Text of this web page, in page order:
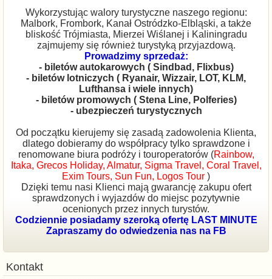
Wykorzystując walory turystyczne naszego regionu:
Malbork, Frombork, Kanał Ostródzko-Elbląski, a także
bliskość Trójmiasta, Mierzei Wiślanej i Kaliningradu
zajmujemy się również turystyką przyjazdową.
Prowadzimy sprzedaż:
- biletów autokarowych ( Sindbad, Flixbus)
- biletów lotniczych ( Ryanair, Wizzair, LOT, KLM,
Lufthansa i wiele innych)
- biletów promowych ( Stena Line, Polferies)
- ubezpieczeń turystycznych
Od początku kierujemy się zasadą zadowolenia Klienta,
dlatego dobieramy do współpracy tylko sprawdzone i
renomowane biura podróży i touroperatorów (Rainbow,
Itaka, Grecos Holiday, Almatur, Sigma Travel, Coral Travel,
Exim Tours, Sun Fun, Logos Tour )
Dzięki temu nasi Klienci mają gwarancję zakupu ofert
sprawdzonych i wyjazdów do miejsc pozytywnie
ocenionych przez innych turystów.
Codziennie posiadamy szeroką ofertę LAST MINUTE
Zapraszamy do odwiedzenia nas na FB
Kontakt